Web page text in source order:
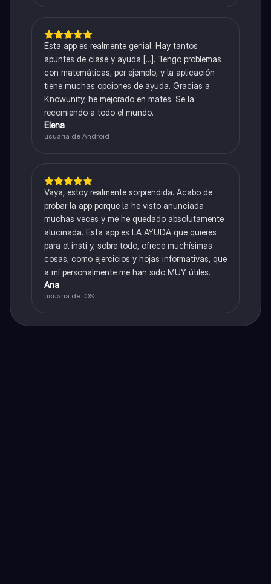
Esta app es realmente genial. Hay tantos
apuntes de clase y ayuda [...]. Tengo problemas
con matemáticas, por ejemplo, y la aplicación
tiene muchas opciones de ayuda. Gracias a
Knowunity, he mejorado en mates. Se la
recomiendo a todo el mundo.
Elena
usuaria de Android
Vaya, estoy realmente sorprendida. Acabo de
probar la app porque la he visto anunciada
muchas veces y me he quedado absolutamente
alucinada. Esta app es LA AYUDA que quieres
para el insti y, sobre todo, ofrece muchísimas
cosas, como ejercicios y hojas informativas, que
a mí personalmente me han sido MUY útiles.
Ana
usuaria de iOS